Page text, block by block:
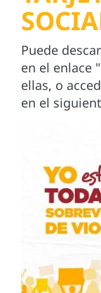
Puede
en el enlace
ellas, o
en el